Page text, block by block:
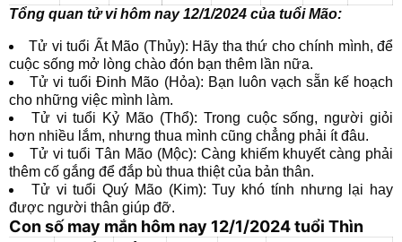
Tổng quan tử vi hôm nay 12/1/2024 của tuổi Mão:
Tử vi tuổi Ất Mão (Thủy): Hãy tha thứ cho chính mình, để
cuộc sống mở lòng chào đón bạn thêm lần nữa.
Tử vi tuổi Đinh Mão (Hỏa): Bạn luôn vạch sẵn kế hoạch
cho những việc mình làm.
Tử vi tuổi Kỷ Mão (Thổ): Trong cuộc sống, người giỏi
hơn nhiều lắm, nhưng thua mình cũng chẳng phải ít đâu.
Tử vi tuổi Tân Mão (Mộc): Càng khiếm khuyết càng phải
thêm cố gắng để đắp bù thua thiệt của bản thân.
Tử vi tuổi Quý Mão (Kim): Tuy khó tính nhưng lại hay
được người thân giúp đỡ.
Con số may mắn hôm nay 12/1/2024 tuổi Thìn